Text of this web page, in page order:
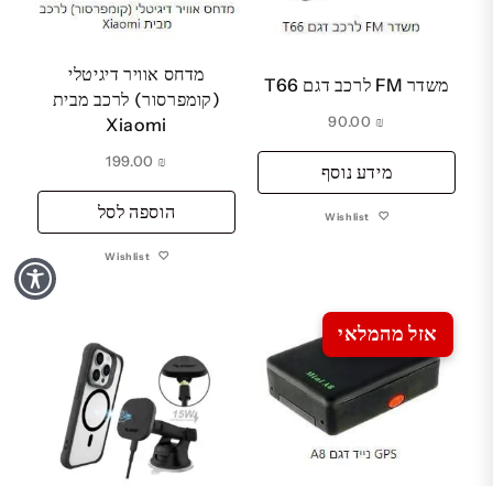
משדר FM לרכב דגם T66
₪
מידע נוסף
Wishlist
מדחס אוויר דיגיטלי
(קומפרסור) לרכב מבית
Xiaomi
₪
הוספה לסל
Wishlist
אזל מהמלאי